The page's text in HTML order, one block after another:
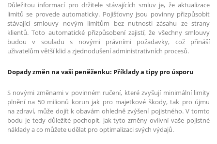
Důležitou informací pro držitele stávajících smluv je, že aktualizace
limitů se provede automaticky. Pojišťovny jsou povinny přizpůsobit
stávající smlouvy novým limitům bez nutnosti zásahu ze strany
klientů. Toto automatické přizpůsobení zajistí, že všechny smlouvy
budou v souladu s novými právními požadavky, což přináší
uživatelům větší klid a zjednodušení administrativních procesů.
Dopady změn na vaši peněženku: Příklady a tipy pro úsporu
S novými změnami v povinném ručení, které zvyšují minimální limity
plnění na 50 milionů korun jak pro majetkové škody, tak pro újmu
na zdraví, může dojít k obavám ohledně zvýšení pojistného. V tomto
bodu je tedy důležité pochopit, jak tyto změny ovlivní vaše pojistné
náklady a co můžete udělat pro optimalizaci svých výdajů.